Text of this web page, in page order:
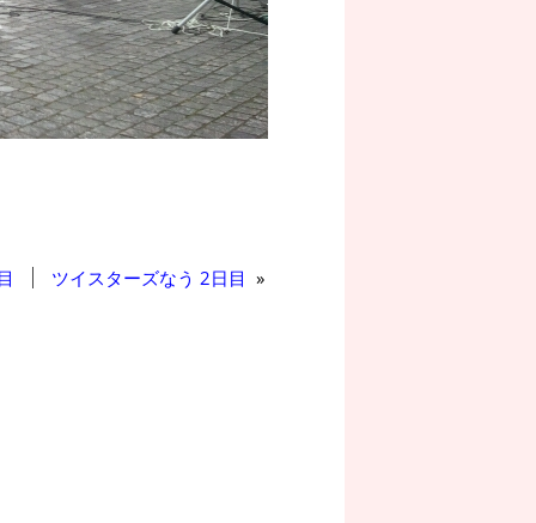
ツイスターズなう 2日目 »